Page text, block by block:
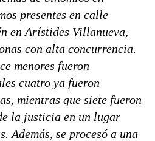
presentes en calle
en Arístides Villanueva,
con alta concurrencia.
menores fueron
cuatro ya fueron
mientras que siete fueron
la justicia en un lugar
Además, se procesó a una